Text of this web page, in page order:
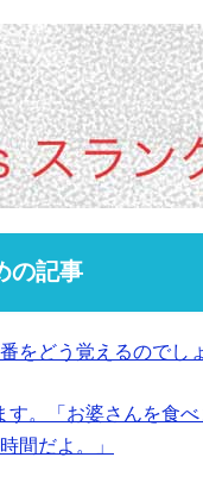
の記事
をどう覚えるのでし
す。「お婆さんを食
間だよ。」